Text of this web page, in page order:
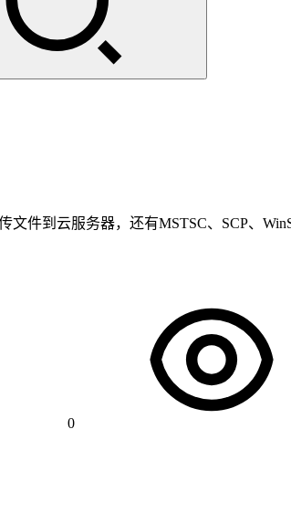
件到云服务器，还有MSTSC、SCP、
0